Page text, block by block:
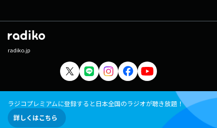
radiko.jp
ラジコプレミアムに登録すると日本全国のラジオが聴き放題！
詳しくはこちら